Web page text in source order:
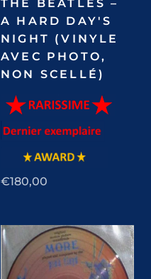
THE BEATLES –
A HARD DAY'S
NIGHT (VINYLE
AVEC PHOTO,
NON SCELLÉ)
€180,00